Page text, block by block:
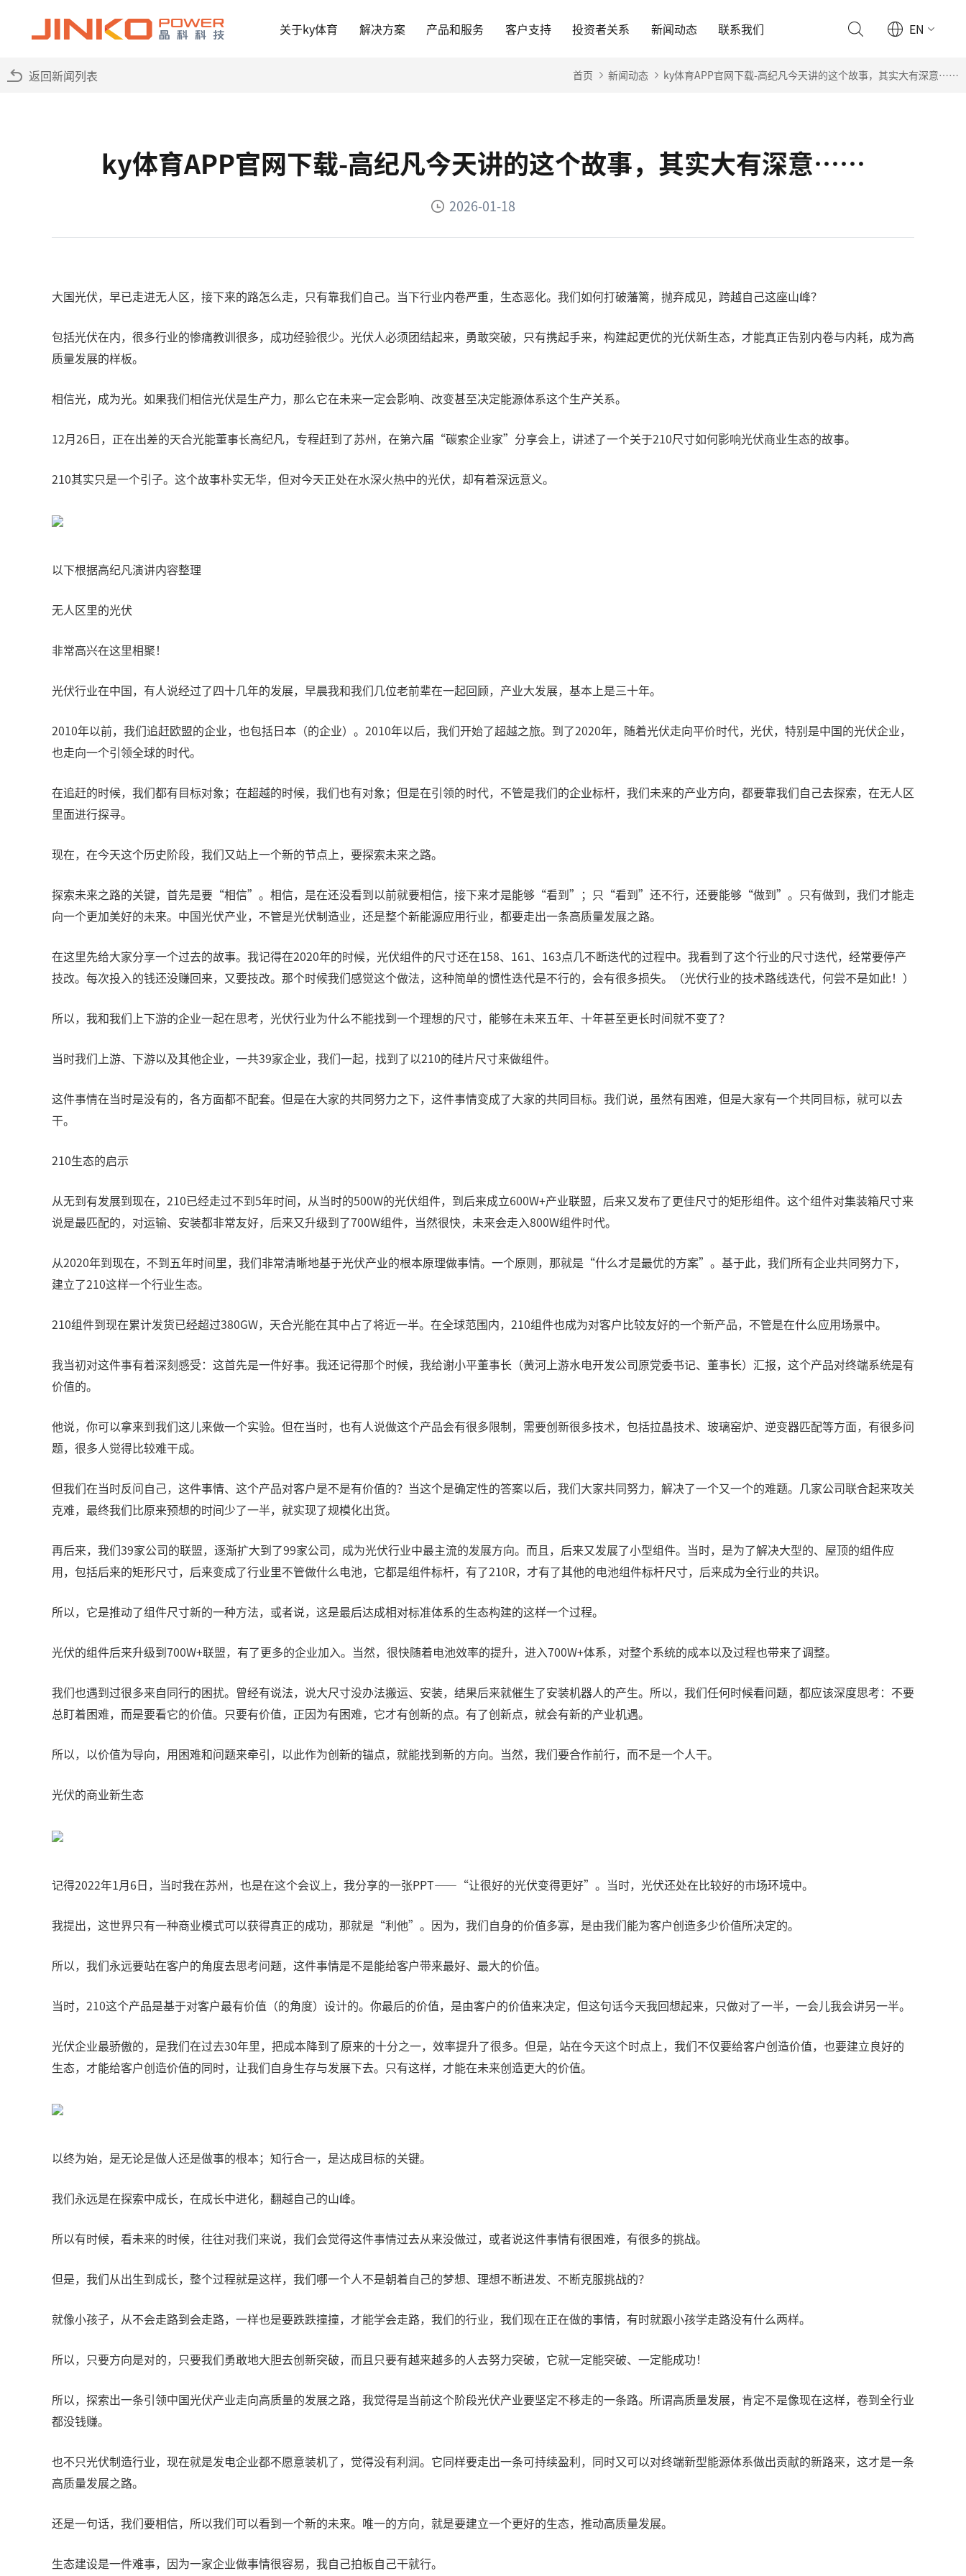
关于ky体育 解决方案 产品和服务 客户支持 投资者关系 新闻动态 联系我们 EN
返回新闻列表 首页 新闻动态 ky体育APP官网下载-高纪凡今天讲的这个故事，其实大有深意……
ky体育APP官网下载-高纪凡今天讲的这个故事，其实大有深意……
2026-01-18
大国光伏，早已走进无人区，接下来的路怎么走，只有靠我们自己。当下行业内卷严重，生态恶化。我们如何打破藩篱，抛弃成见，跨越自己这座山峰？
包括光伏在内，很多行业的惨痛教训很多，成功经验很少。光伏人必须团结起来，勇敢突破，只有携起手来，构建起更优的光伏新生态，才能真正告别内卷与内耗，成为高
质量发展的样板。
相信光，成为光。如果我们相信光伏是生产力，那么它在未来一定会影响、改变甚至决定能源体系这个生产关系。
12月26日，正在出差的天合光能董事长高纪凡，专程赶到了苏州，在第六届“碳索企业家”分享会上，讲述了一个关于210尺寸如何影响光伏商业生态的故事。
210其实只是一个引子。这个故事朴实无华，但对今天正处在水深火热中的光伏，却有着深远意义。
以下根据高纪凡演讲内容整理
无人区里的光伏
非常高兴在这里相聚！
光伏行业在中国，有人说经过了四十几年的发展，早晨我和我们几位老前辈在一起回顾，产业大发展，基本上是三十年。
2010年以前，我们追赶欧盟的企业，也包括日本（的企业）。2010年以后，我们开始了超越之旅。到了2020年，随着光伏走向平价时代，光伏，特别是中国的光伏企业，
也走向一个引领全球的时代。
在追赶的时候，我们都有目标对象；在超越的时候，我们也有对象；但是在引领的时代，不管是我们的企业标杆，我们未来的产业方向，都要靠我们自己去探索，在无人区
里面进行探寻。
现在，在今天这个历史阶段，我们又站上一个新的节点上，要探索未来之路。
探索未来之路的关键，首先是要“相信”。相信，是在还没看到以前就要相信，接下来才是能够“看到”；只“看到”还不行，还要能够“做到”。只有做到，我们才能走
向一个更加美好的未来。中国光伏产业，不管是光伏制造业，还是整个新能源应用行业，都要走出一条高质量发展之路。
在这里先给大家分享一个过去的故事。我记得在2020年的时候，光伏组件的尺寸还在158、161、163点几不断迭代的过程中。我看到了这个行业的尺寸迭代，经常要停产
技改。每次投入的钱还没赚回来，又要技改。那个时候我们感觉这个做法，这种简单的惯性迭代是不行的，会有很多损失。（光伏行业的技术路线迭代，何尝不是如此！）
所以，我和我们上下游的企业一起在思考，光伏行业为什么不能找到一个理想的尺寸，能够在未来五年、十年甚至更长时间就不变了？
当时我们上游、下游以及其他企业，一共39家企业，我们一起，找到了以210的硅片尺寸来做组件。
这件事情在当时是没有的，各方面都不配套。但是在大家的共同努力之下，这件事情变成了大家的共同目标。我们说，虽然有困难，但是大家有一个共同目标，就可以去
干。
210生态的启示
从无到有发展到现在，210已经走过不到5年时间，从当时的500W的光伏组件，到后来成立600W+产业联盟，后来又发布了更佳尺寸的矩形组件。这个组件对集装箱尺寸来
说是最匹配的，对运输、安装都非常友好，后来又升级到了700W组件，当然很快，未来会走入800W组件时代。
从2020年到现在，不到五年时间里，我们非常清晰地基于光伏产业的根本原理做事情。一个原则，那就是“什么才是最优的方案”。基于此，我们所有企业共同努力下，
建立了210这样一个行业生态。
210组件到现在累计发货已经超过380GW，天合光能在其中占了将近一半。在全球范围内，210组件也成为对客户比较友好的一个新产品，不管是在什么应用场景中。
我当初对这件事有着深刻感受：这首先是一件好事。我还记得那个时候，我给谢小平董事长（黄河上游水电开发公司原党委书记、董事长）汇报，这个产品对终端系统是有
价值的。
他说，你可以拿来到我们这儿来做一个实验。但在当时，也有人说做这个产品会有很多限制，需要创新很多技术，包括拉晶技术、玻璃窑炉、逆变器匹配等方面，有很多问
题，很多人觉得比较难干成。
但我们在当时反问自己，这件事情、这个产品对客户是不是有价值的？当这个是确定性的答案以后，我们大家共同努力，解决了一个又一个的难题。几家公司联合起来攻关
克难，最终我们比原来预想的时间少了一半，就实现了规模化出货。
再后来，我们39家公司的联盟，逐渐扩大到了99家公司，成为光伏行业中最主流的发展方向。而且，后来又发展了小型组件。当时，是为了解决大型的、屋顶的组件应
用，包括后来的矩形尺寸，后来变成了行业里不管做什么电池，它都是组件标杆，有了210R，才有了其他的电池组件标杆尺寸，后来成为全行业的共识。
所以，它是推动了组件尺寸新的一种方法，或者说，这是最后达成相对标准体系的生态构建的这样一个过程。
光伏的组件后来升级到700W+联盟，有了更多的企业加入。当然，很快随着电池效率的提升，进入700W+体系，对整个系统的成本以及过程也带来了调整。
我们也遇到过很多来自同行的困扰。曾经有说法，说大尺寸没办法搬运、安装，结果后来就催生了安装机器人的产生。所以，我们任何时候看问题，都应该深度思考：不要
总盯着困难，而是要看它的价值。只要有价值，正因为有困难，它才有创新的点。有了创新点，就会有新的产业机遇。
所以，以价值为导向，用困难和问题来牵引，以此作为创新的锚点，就能找到新的方向。当然，我们要合作前行，而不是一个人干。
光伏的商业新生态
记得2022年1月6日，当时我在苏州，也是在这个会议上，我分享的一张PPT——“让很好的光伏变得更好”。当时，光伏还处在比较好的市场环境中。
我提出，这世界只有一种商业模式可以获得真正的成功，那就是“利他”。因为，我们自身的价值多寡，是由我们能为客户创造多少价值所决定的。
所以，我们永远要站在客户的角度去思考问题，这件事情是不是能给客户带来最好、最大的价值。
当时，210这个产品是基于对客户最有价值（的角度）设计的。你最后的价值，是由客户的价值来决定，但这句话今天我回想起来，只做对了一半，一会儿我会讲另一半。
光伏企业最骄傲的，是我们在过去30年里，把成本降到了原来的十分之一，效率提升了很多。但是，站在今天这个时点上，我们不仅要给客户创造价值，也要建立良好的
生态，才能给客户创造价值的同时，让我们自身生存与发展下去。只有这样，才能在未来创造更大的价值。
以终为始，是无论是做人还是做事的根本；知行合一，是达成目标的关键。
我们永远是在探索中成长，在成长中进化，翻越自己的山峰。
所以有时候，看未来的时候，往往对我们来说，我们会觉得这件事情过去从来没做过，或者说这件事情有很困难，有很多的挑战。
但是，我们从出生到成长，整个过程就是这样，我们哪一个人不是朝着自己的梦想、理想不断进发、不断克服挑战的？
就像小孩子，从不会走路到会走路，一样也是要跌跌撞撞，才能学会走路，我们的行业，我们现在正在做的事情，有时就跟小孩学走路没有什么两样。
所以，只要方向是对的，只要我们勇敢地大胆去创新突破，而且只要有越来越多的人去努力突破，它就一定能突破、一定能成功！
所以，探索出一条引领中国光伏产业走向高质量的发展之路，我觉得是当前这个阶段光伏产业要坚定不移走的一条路。所谓高质量发展，肯定不是像现在这样，卷到全行业
都没钱赚。
也不只光伏制造行业，现在就是发电企业都不愿意装机了，觉得没有利润。它同样要走出一条可持续盈利，同时又可以对终端新型能源体系做出贡献的新路来，这才是一条
高质量发展之路。
还是一句话，我们要相信，所以我们可以看到一个新的未来。唯一的方向，就是要建立一个更好的生态，推动高质量发展。
生态建设是一件难事，因为一家企业做事情很容易，我自己拍板自己干就行。